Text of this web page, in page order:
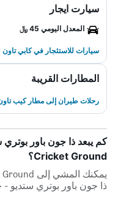
سيارت ايجار
المعدل اليومي 45 ﷼
سيارات للاستئجار في كابي تاون
المطارات القريبة
رحلات طيران إلى مطار كيب
Cricket Ground؟
ذا جون باور بوتري ستديو -